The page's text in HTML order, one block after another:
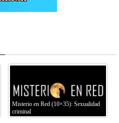
Misterio en Red (10×35): Sexualidad
criminal